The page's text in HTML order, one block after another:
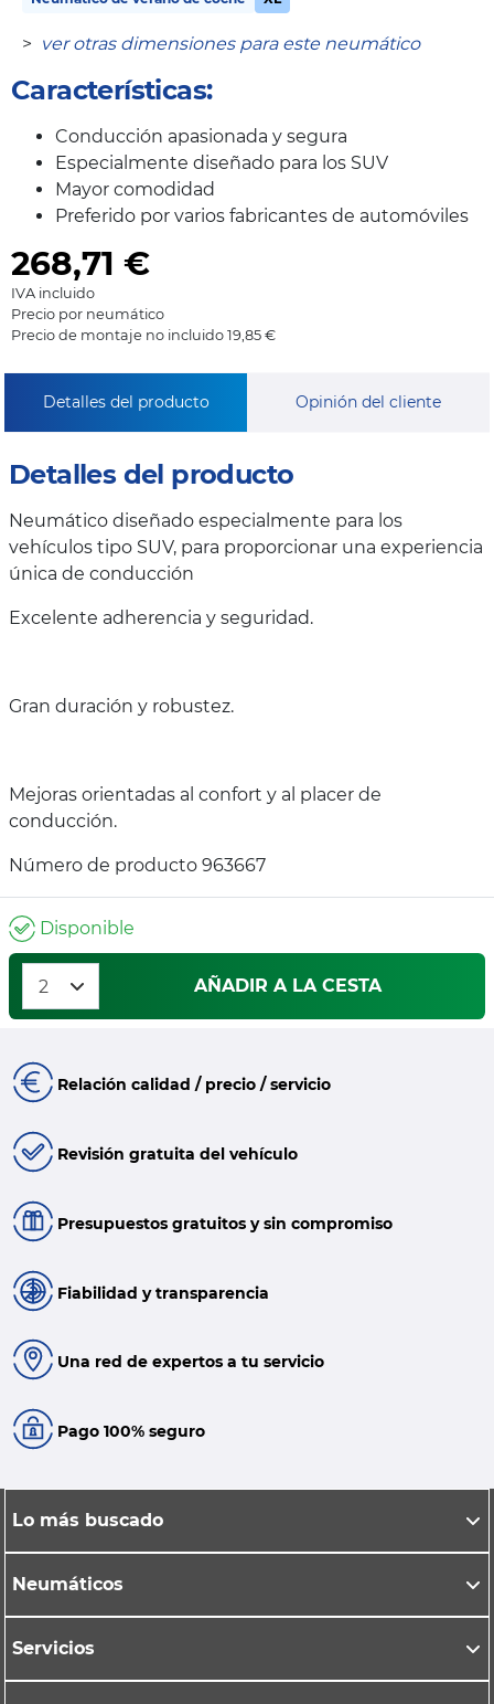
> ver otras dimensiones para este neumático
Características:
Conducción apasionada y segura
Especialmente diseñado para los SUV
Mayor comodidad
Preferido por varios fabricantes de automóviles
268,71 €
IVA incluido
Precio por neumático
Precio de montaje no incluido 19,85 €
Detalles del producto Opinión del cliente
Detalles del producto
Neumático diseñado especialmente para los
vehículos tipo SUV, para proporcionar una experiencia
única de conducción
Excelente adherencia y seguridad.
Gran duración y robustez.
Mejoras orientadas al confort y al placer de
conducción.
Número de producto 963667
Disponible
AÑADIR A LA CESTA
Relación calidad / precio / servicio
Revisión gratuita del vehículo
Presupuestos gratuitos y sin compromiso
Fiabilidad y transparencia
Una red de expertos a tu servicio
Pago 100% seguro
Lo más buscado
Neumáticos
Servicios